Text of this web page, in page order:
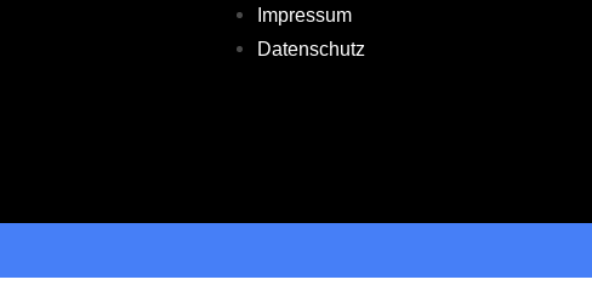
Impressum
Datenschutz